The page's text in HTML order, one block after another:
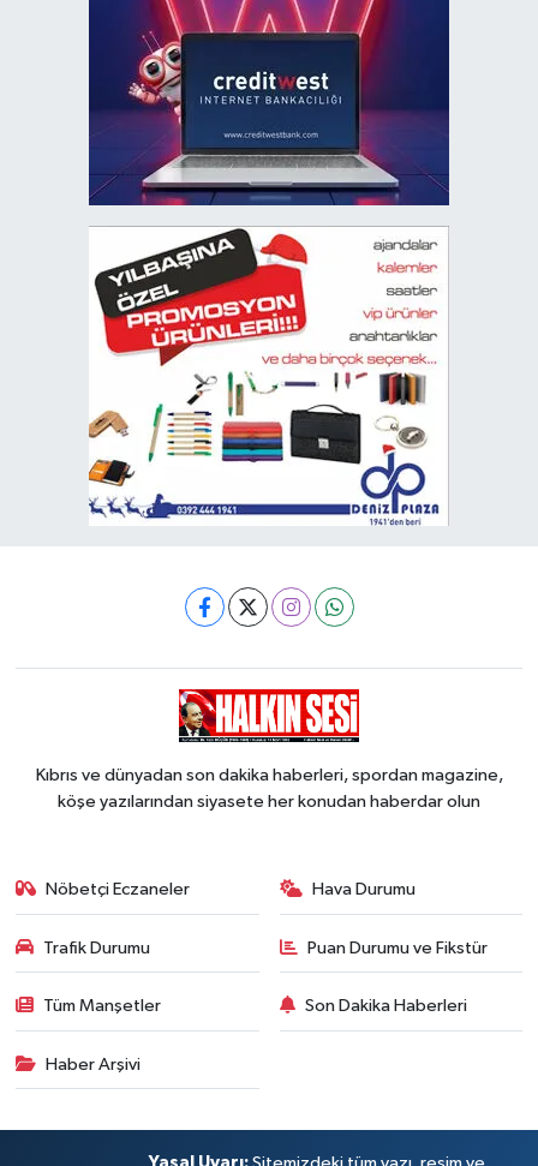
Kıbrıs ve dünyadan son dakika haberleri, spordan magazine,
köşe yazılarından siyasete her konudan haberdar olun
Nöbetçi Eczaneler Hava Durumu
Trafik Durumu Puan Durumu ve Fikstür
Tüm Manşetler Son Dakika Haberleri
Haber Arşivi